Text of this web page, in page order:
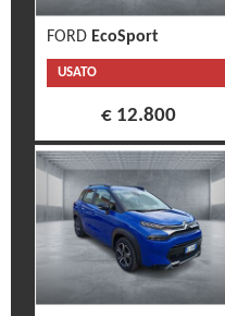
FORD EcoSport
USATO
€ 12.800